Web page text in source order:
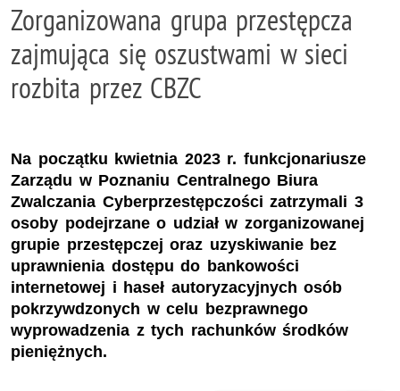
Zorganizowana grupa przestępcza
zajmująca się oszustwami w sieci
rozbita przez CBZC
Na początku kwietnia 2023 r. funkcjonariusze
Zarządu w Poznaniu Centralnego Biura
Zwalczania Cyberprzestępczości zatrzymali 3
osoby podejrzane o udział w zorganizowanej
grupie przestępczej oraz uzyskiwanie bez
uprawnienia dostępu do bankowości
internetowej i haseł autoryzacyjnych osób
pokrzywdzonych w celu bezprawnego
wyprowadzenia z tych rachunków środków
pieniężnych.